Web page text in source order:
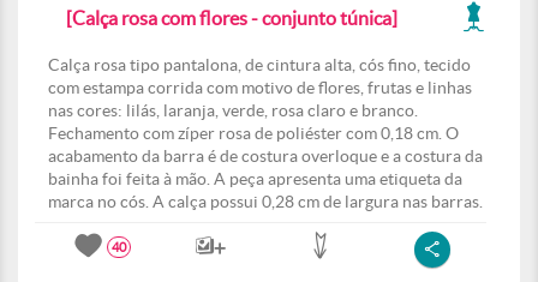
[Calça rosa com flores - conjunto túnica]
Calça rosa tipo pantalona, de cintura alta, cós fino, tecido
com estampa corrida com motivo de flores, frutas e linhas
nas cores: lilás, laranja, verde, rosa claro e branco.
Fechamento com zíper rosa de poliéster com 0,18 cm. O
acabamento da barra é de costura overloque e a costura da
bainha foi feita à mão. A peça apresenta uma etiqueta da
marca no cós. A calça possui 0,28 cm de largura nas barras.
40